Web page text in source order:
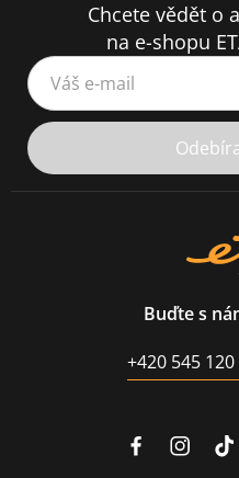
Chcete vědět o
na e-shopu
Váš e-mail
Buďte s
+420 545